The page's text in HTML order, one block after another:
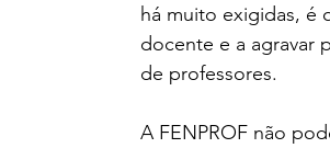
há muito exigidas, é
docente e a agravar
de professores.
A FENPROF não